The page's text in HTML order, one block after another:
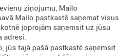
ziņojumu, Mailo
Mailo pastkastē saņemat visus
joprojām saņemsit uz jūsu
adresi.
jūs tajā pašā pastkastē saņemsit